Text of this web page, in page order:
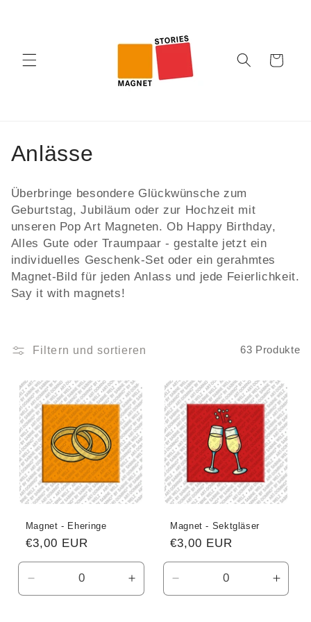
Warenkorb
K
a
t
e
g
o
i
Anlässe
Überbringe besondere Glückwünsche zum
Geburtstag, Jubiläum oder zur Hochzeit mit
unseren Pop Art Magneten. Ob Happy Birthday,
Alles Gute oder Traumpaar - gestalte jetzt ein
individuelles Geschenk-Set oder ein gerahmtes
Magnet-Bild für jeden Anlass und jede Feierlichkeit.
Say it with magnets!
Filtern und sortieren 63 Produkte
Magnet - Eheringe
Normaler
Preis
€3,00 EUR
Verringere
die
Erhöhe
die
Magnet - Sektgläser
Normaler
Preis
€3,00 EUR
Verringere
die
die